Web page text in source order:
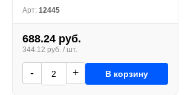
Арт: 12445
688.24 руб.
344.12 руб. / шт.
- + В корзину